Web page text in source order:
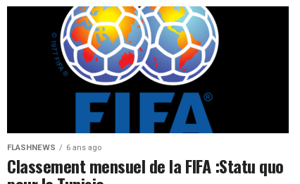
FLASHNEWS 6 ans ago
Classement mensuel de la FIFA :Statu quo